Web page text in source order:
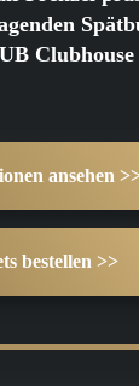
Clubhouse
ansehen
bestellen >>